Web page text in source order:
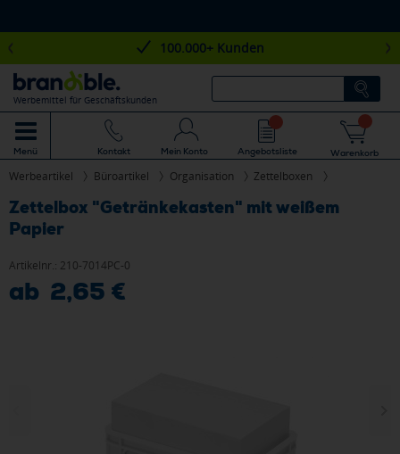
100.000+ Kunden
Werbemittel für Geschäftskunden
Menü Kontakt Mein Konto Angebotsliste Warenkorb
Werbeartikel Büroartikel Organisation Zettelboxen
Zettelbox "Getränkekasten" mit weißem
Papier
Artikelnr.: 210-7014PC-0
ab 2,65 €